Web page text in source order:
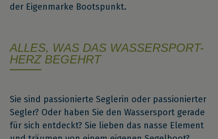
der Eigenmarke Bootspunkt.
ALLES, WAS DAS WASSERSPORT-
HERZ BEGEHRT
Sie sind passionierte Seglerin oder passionierter
Segler? Oder haben Sie den Wassersport gerade
für sich entdeckt? Sie lieben das nasse Element